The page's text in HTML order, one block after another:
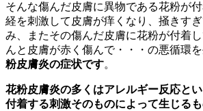
そんな傷んだ皮膚に異物である花粉が
経を刺激して皮膚が痒くなり、掻きす
み、またその傷んだ皮膚に花粉が付着
んと皮膚が赤く傷んで・・・の悪循環を
粉皮膚炎の症状です。
花粉皮膚炎の多くはアレルギー反応と
付着する刺激そのものによって生じる